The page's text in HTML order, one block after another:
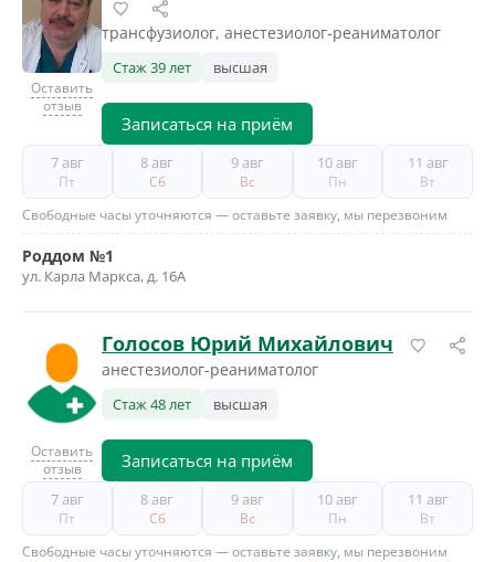
Оставить
отзыв
трансфузиолог, анестезиолог-реаниматолог
Стаж 39 лет высшая
Записаться на приём
7 авг
Пт
8 авг
Сб
9 авг
Вс
10 авг
Пн
11 авг
Вт
Свободные часы уточняются — оставьте заявку, мы перезвоним
Роддом №1
ул. Карла Маркса, д. 16А
Оставить
отзыв
Голосов Юрий Михайлович
анестезиолог-реаниматолог
Стаж 48 лет высшая
Записаться на приём
7 авг
Пт
8 авг
Сб
9 авг
Вс
10 авг
Пн
11 авг
Вт
Свободные часы уточняются — оставьте заявку, мы перезвоним